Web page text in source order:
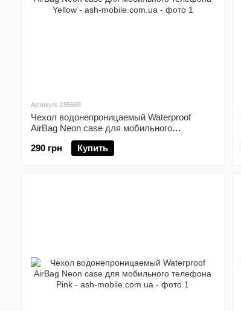
Артикул: 235668
Чехол водонепроницаемый Waterproof
AirBag Neon case для мобильного
телефона Yellow
290 грн
Купить